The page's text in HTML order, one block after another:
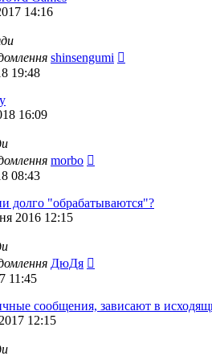
14:16
shinsengumi
19:48
16:09
morbo
08:43
долго "обрабатываются"?
2016 12:15
ДюДя
11:45
сообщения, зависают в
12:15